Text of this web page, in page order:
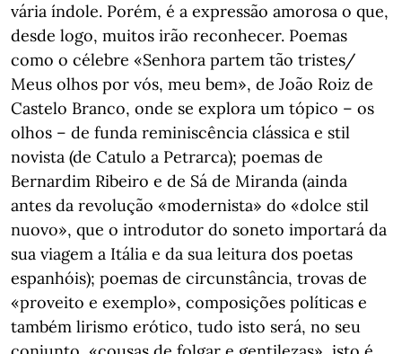
vária índole. Porém, é a expressão amorosa o que,
desde logo, muitos irão reconhecer. Poemas
como o célebre «Senhora partem tão tristes/
Meus olhos por vós, meu bem», de João Roiz de
Castelo Branco, onde se explora um tópico – os
olhos – de funda reminiscência clássica e stil
novista (de Catulo a Petrarca); poemas de
Bernardim Ribeiro e de Sá de Miranda (ainda
antes da revolução «modernista» do «dolce stil
nuovo», que o introdutor do soneto importará da
sua viagem a Itália e da sua leitura dos poetas
espanhóis); poemas de circunstância, trovas de
«proveito e exemplo», composições políticas e
também lirismo erótico, tudo isto será, no seu